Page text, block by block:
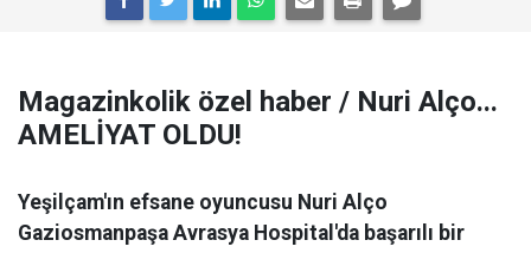
Magazinkolik özel haber / Nuri Alço...
AMELİYAT OLDU!
Yeşilçam'ın efsane oyuncusu Nuri Alço
Gaziosmanpaşa Avrasya Hospital'da başarılı bir